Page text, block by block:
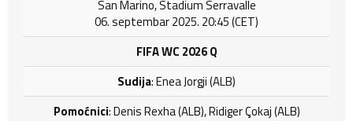
San Marino, Stadium Serravalle
06. septembar 2025. 20:45 (CET)
FIFA WC 2026 Q
Sudija: Enea Jorgji (ALB)
Pomoćnici: Denis Rexha (ALB), Ridiger Çokaj (ALB)